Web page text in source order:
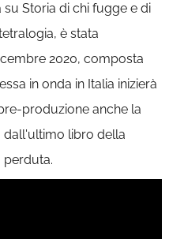
su Storia di chi fugge e di
è stata
2020, composta
in onda in Italia inizierà
produzione anche la
dall'ultimo libro della
perduta.